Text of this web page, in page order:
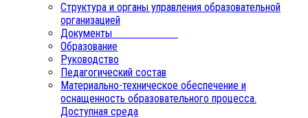
Структура и органы управления образовательной
организацией
Документы
Образование
Руководство
Педагогический состав
Материально-техническое обеспечение и
оснащенность образовательного процесса.
Доступная среда